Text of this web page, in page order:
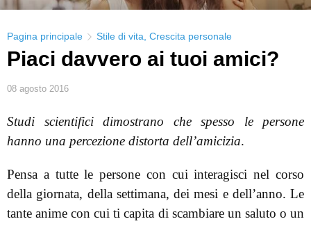
Pagina principale Stile di vita Crescita personale
Piaci davvero ai tuoi amici?
08 agosto 2016
Studi scientifici dimostrano che spesso le persone
hanno una percezione distorta dell’amicizia.
Pensa a tutte le persone con cui interagisci nel corso
della giornata, della settimana, dei mesi e dell’anno. Le
tante anime con cui ti capita di scambiare un saluto o un